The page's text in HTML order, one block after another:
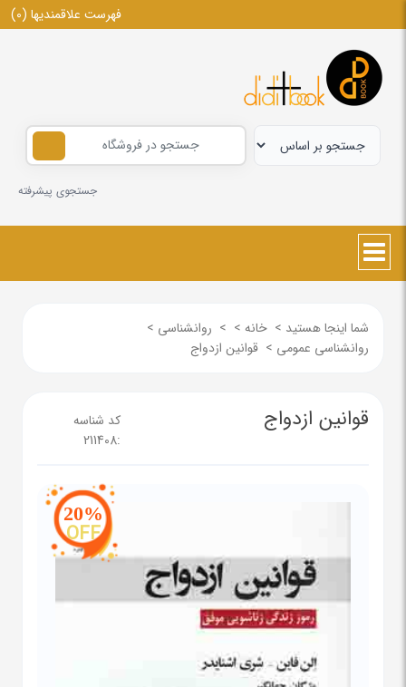
فهرست علاقمندیها (0)
جستجوی پیشرفته
شما اینجا هستید > خانه >
> روانشناسی >
روانشناسی عمومی > قوانین ازدواج
قوانین ازدواج
کد شناسه
:
211408
20%
OFF